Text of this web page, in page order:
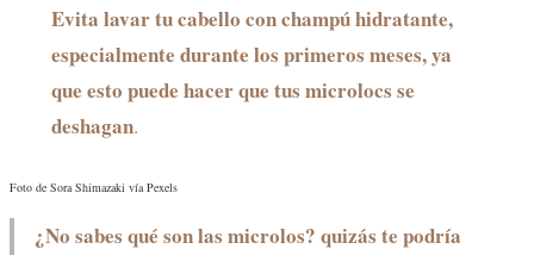
Evita lavar tu cabello con champú hidratante,
especialmente durante los primeros meses, ya
que esto puede hacer que tus microlocs se
deshagan.
Foto de Sora Shimazaki vía Pexels
¿No sabes qué son las microlos? quizás te podría